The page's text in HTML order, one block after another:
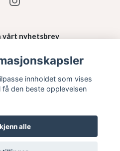
vårt nyhetsbrev
Påmelding
innholdet som vises
den beste opplevelsen
alle